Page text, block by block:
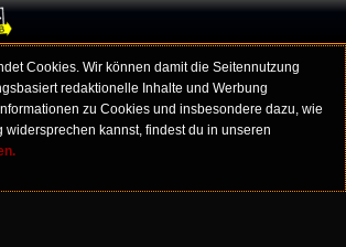
Cookies. Wir können damit die Seitennutzung
redaktionelle Inhalte und Werbung
zu Cookies und insbesondere dazu, wie
widersprechen kannst, findest du in unseren